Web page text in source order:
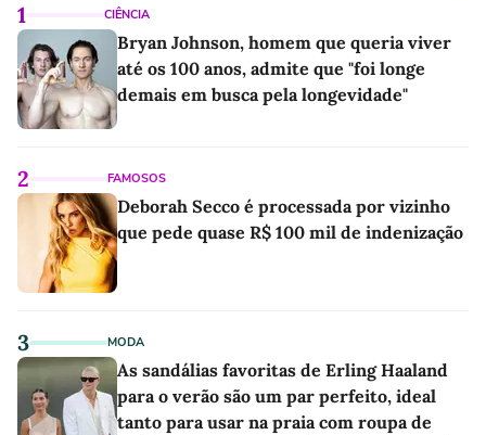
1 CIÊNCIA
Bryan Johnson, homem que queria viver
até os 100 anos, admite que "foi longe
demais em busca pela longevidade"
2 FAMOSOS
Deborah Secco é processada por vizinho
que pede quase R$ 100 mil de indenização
3 MODA
As sandálias favoritas de Erling Haaland
para o verão são um par perfeito, ideal
tanto para usar na praia com roupa de